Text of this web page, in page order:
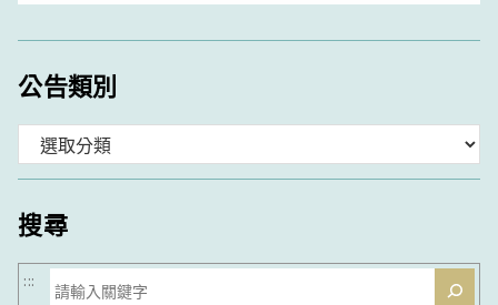
公告類別
類
搜尋
搜
:::